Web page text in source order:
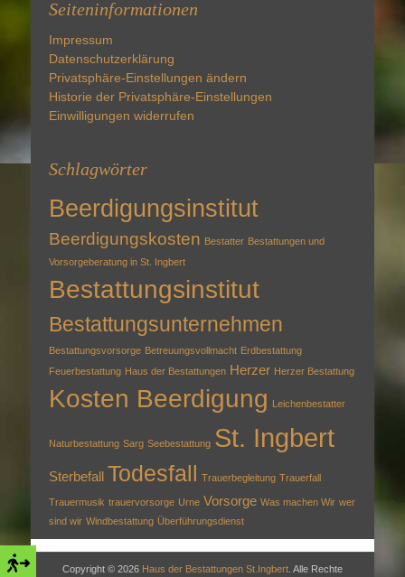
Seiteninformationen
Impressum
Datenschutzerklärung
Privatsphäre-Einstellungen ändern
Historie der Privatsphäre-Einstellungen
Einwilligungen widerrufen
Schlagwörter
Beerdigungsinstitut
Beerdigungskosten Bestatter Bestattungen und
Vorsorgeberatung in St. Ingbert
Bestattungsinstitut
Bestattungsunternehmen
Bestattungsvorsorge Betreuungsvollmacht Erdbestattung
Feuerbestattung Haus der Bestattungen Herzer Herzer Bestattung
Kosten Beerdigung Leichenbestatter
Naturbestattung Sarg Seebestattung St. Ingbert
Sterbefall Todesfall Trauerbegleitung Trauerfall
Trauermusik trauervorsorge Urne Vorsorge Was machen Wir wer
sind wir Windbestattung Überführungsdienst
Copyright © 2026 Haus der Bestattungen St.Ingbert . Alle Rechte